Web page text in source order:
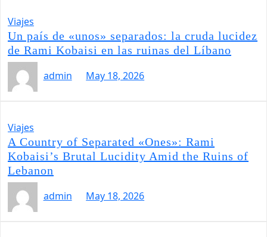
Viajes
Un país de «unos» separados: la cruda lucidez
de Rami Kobaisi en las ruinas del Líbano
admin
May 18, 2026
Viajes
A Country of Separated «Ones»: Rami
Kobaisi’s Brutal Lucidity Amid the Ruins of
Lebanon
admin
May 18, 2026